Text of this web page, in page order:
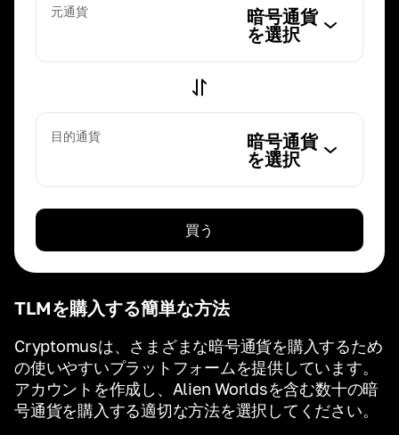
TLMを購入する簡単な方法
Cryptomusは、さまざまな暗号通貨を購入するため
の使いやすいプラットフォームを提供しています。
アカウントを作成し、Alien Worldsを含む数十の暗
号通貨を購入する適切な方法を選択してください。
元通貨
暗号通貨
を選択
目的通貨
暗号通貨
を選択
買う